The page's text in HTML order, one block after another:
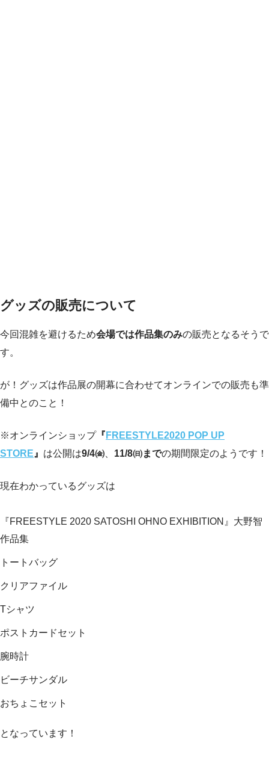
グッズの販売について
今回混雑を避けるため会場では作品集のみの販売となるそうで
す。
が！グッズは作品展の開幕に合わせてオンラインでの販売も準
備中とのこと！
※オンラインショップ『 FREESTYLE2020 POP UP
STORE 』 は公開は9/4㈮ 11/8㈰までの期間限定のようです！
現在わかっているグッズは
『FREESTYLE 2020 SATOSHI OHNO EXHIBITION』大野智
作品集
トートバッグ
クリアファイル
Tシャツ
ポストカードセット
腕時計
ビーチサンダル
おちょこセット
となっています！